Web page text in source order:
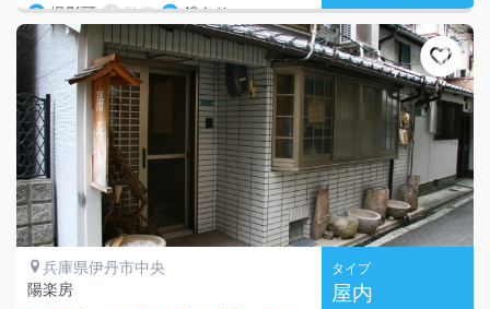
撮影可
防音 鏡あり
兵庫県伊丹市中央
陽楽房
タイプ
屋内